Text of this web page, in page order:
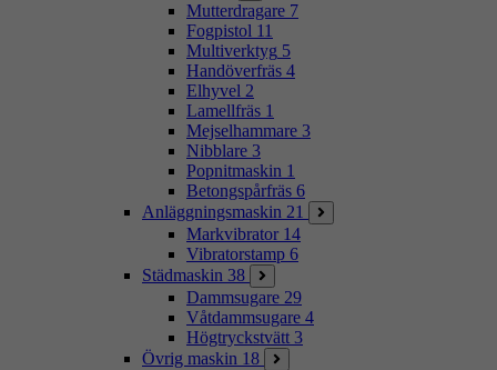
Mutterdragare 7
Fogpistol 11
Multiverktyg 5
Handöverfräs 4
Elhyvel 2
Lamellfräs 1
Mejselhammare 3
Nibblare 3
Popnitmaskin 1
Betongspårfräs 6
Anläggningsmaskin 21
Markvibrator 14
Vibratorstamp 6
Städmaskin 38
Dammsugare 29
Våtdammsugare 4
Högtryckstvätt 3
Övrig maskin 18